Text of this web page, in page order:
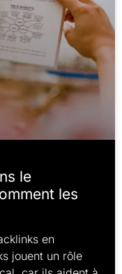
le
les
en
jouent un rôle